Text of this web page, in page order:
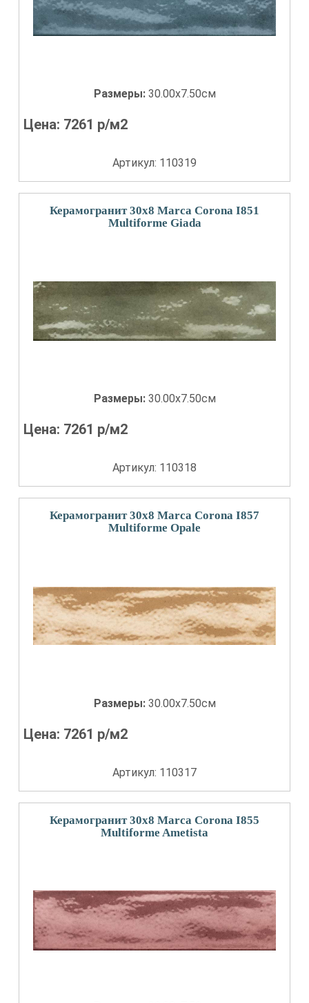
Размеры: 30.00x7.50см
Цена: 7261 р/м2
Артикул: 110319
Керамогранит 30x8 Marca Corona I851
Multiforme Giada
Размеры: 30.00x7.50см
Цена: 7261 р/м2
Артикул: 110318
Керамогранит 30x8 Marca Corona I857
Multiforme Opale
Размеры: 30.00x7.50см
Цена: 7261 р/м2
Артикул: 110317
Керамогранит 30x8 Marca Corona I855
Multiforme Ametista